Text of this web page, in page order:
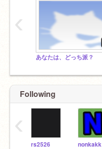
あなたは、どっち派？
‹
Following
rs2526 nonkakk
‹